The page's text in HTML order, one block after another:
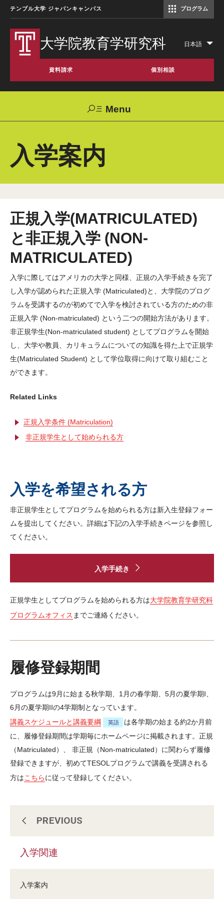
テンプル大学 ジャパンキャンパス プログラム
大学院教育学研究科 日本語
資料請求 個別相談
Menu
TUJへのご支援 交通アクセス
テンプル大学について
教育学（TESOL）修士課程と応用言語学博士課程
教育学研究科 修士課程(MSEd in TESOL) （英語）
デジタルアクセス（英語）
教員（英語）
入学関連
応用言語学博士（英語）
講義スケジュール並びに講義要綱（英語）
履修登録（英語）
出版物（英語）
特別講義シリーズ
過去のセミナー（一覧）（英語）
参加お申し込みフォーム（英語）
入学案内
教育学研究科修士課程(MSEd)の特徴
入学関連
PREVIOUS
入学関連
入学案内
正規入学(MATRICULATED)
と非正規入学 (NON-
MATRICULATED)
入学に際してはアメリカの大学と同様、正規の入学手続きを完了
し入学が認められた正規入学 (Matriculated)と、大学院のプログ
ラムを受講するのが初めてで入学を検討されている方のための非
正規入学 (Non-matriculated) という二つの開始方法があります。
非正規学生(Non-matriculated student) としてプログラムを開始
し、大学や教員、カリキュラムについての知識を得た上で正規学
生(Matriculated Student) として学位取得に向けて取り組むこと
ができます。
Related Links
正規入学条件 (Matriculation)
非正規学生として始められる方
入学を希望される方
非正規学生としてプログラムを始められる方は新入生登録フォー
ムを提出してください。詳細は下記の入学手続きページを参照し
てください。
入学手続き
正規学生としてプログラムを始められる方は大学院教育学研究科
プログラムオフィス までご連絡ください。
履修登録期間
プログラムは9月に始まる秋学期、1月の春学期、5月の夏学期I、
6月の夏学期IIの4学期制となっています。
講義スケジュールと講義要綱
は各学期の始まる約2か月前
に、履修登録期間は学期毎にホームページに掲載されます。正規
（Matriculated）、 非正規（Non-matriculated）に関わらず履修
登録できますが、初めてTESOLプログラムで講義を受講される
方はこちらに従って登録してください。